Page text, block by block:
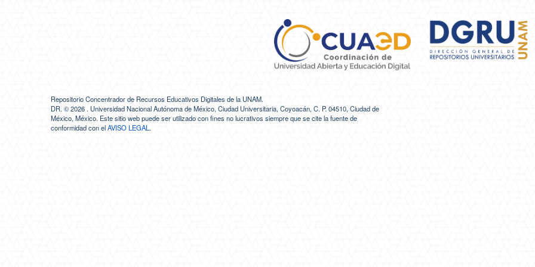
Repositorio Concentrador de Recursos Educativos Digitales de la UNAM.
DR. ©2026 . Universidad Nacional Autónoma de México, Ciudad Universitaria, Coyoacán, C. P. 04510, Ciudad de
México, México. Este sitio web puede ser utilizado con fines no lucrativos siempre que se cite la fuente de
conformidad con elAVISO LEGAL .